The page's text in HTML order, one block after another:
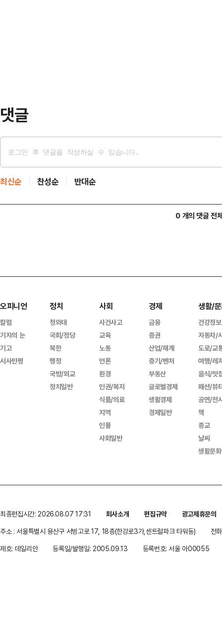
댓글
최신순 찬성순 반대순
0 개의 댓글 전
오피니언
칼럼
기자의 눈
기고
시사만평
정치
청와대
국회/정당
북한
행정
국방/외교
정치일반
사회
사건사고
교육
노동
언론
환경
인권/복지
식품/의료
지역
인물
사회일반
경제
금융
증권
산업/재계
중기/벤처
부동산
글로벌경제
생활경제
경제일반
생활/
건강정보
자동차/
도로/교
여행/레
음식/맛
패션/뷰
공연/전
책
종교
날씨
생활문
최종편집시간: 2026.08.07 17:31 회사소개 편집규약
광고제휴문의
주소 : 서울특별시 용산구 서빙고로 17, 18층(한강로3가,센트럴파크 타워동)
전
제호: 데일리안
등록일/발행일: 2005.09.13 등록번호: 서울 아00055